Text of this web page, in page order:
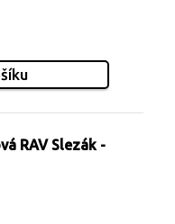
RAV Slezák -